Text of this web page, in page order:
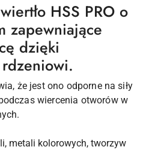
HSS PRO o
zapewniające
dzięki
że jest ono odporne na siły
wiercenia otworów w
metali kolorowych, tworzyw